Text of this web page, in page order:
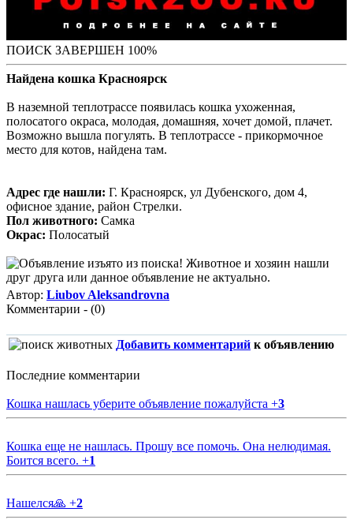
ПОИСК ЗАВЕРШЕН 100%
Найдена кошка Красноярск
В наземной теплотрассе появилась кошка ухоженная,
полосатого окраса, молодая, домашняя, хочет домой, плачет.
Возможно вышла погулять. В теплотрассе - прикормочное
место для котов, найдена там.
Адрес где нашли: Г. Красноярск, ул Дубенского, дом 4,
офисное здание, район Стрелки.
Пол животного: Самка
Окрас: Полосатый
Автор: Liubov Aleksandrovna
Комментарии - (0)
Добавить комментарий к объявлению
Последние комментарии
Кошка нашлась уберите объявление пожалуйста +3
Кошка еще не нашлась. Прошу все помочь. Она нелюдимая.
Боится всего. +1
Нашелся🙏 +2